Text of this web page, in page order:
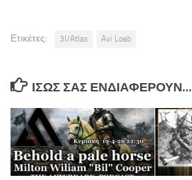
Ετικέτες: 3I/Atlas Avi Loeb
ΊΣΩΣ ΣΑΣ ΕΝΔΙΑΦΈΡΟΥΝ…